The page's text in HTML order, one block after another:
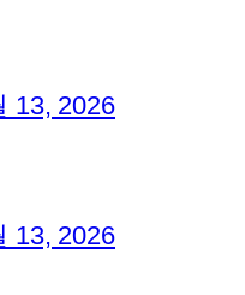
13, 2026
13, 2026